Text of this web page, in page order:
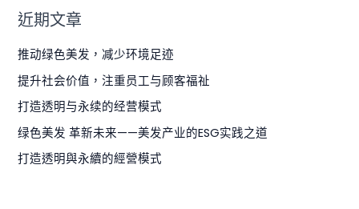
字
近期文章
推动绿色美发，减少环境足迹
提升社会价值，注重员工与顾客福祉
打造透明与永续的经营模式
绿色美发 革新未来——美发产业的ESG实践之道
打造透明與永續的經營模式